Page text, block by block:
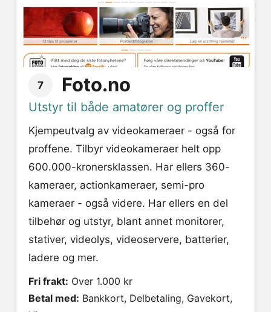
7 Foto.no
Utstyr til både amatører og proffer
Kjempeutvalg av videokameraer - også for
proffene. Tilbyr videokameraer helt opp
600.000-kronersklassen. Har ellers 360-
kameraer, actionkameraer, semi-pro
kameraer - også videre. Har ellers en del
tilbehør og utstyr, blant annet monitorer,
stativer, videolys, videoservere, batterier,
ladere og mer.
Fri frakt: Over 1.000 kr
Betal med: